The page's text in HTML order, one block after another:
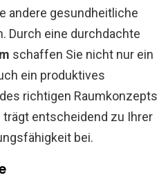
andere gesundheitliche
Durch eine durchdachte
schaffen Sie nicht nur ein
ein produktives
richtigen Raumkonzepts
entscheidend zu Ihrer
bei.